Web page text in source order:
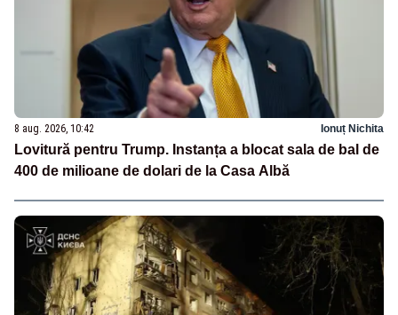
8 aug. 2026, 10:42 Ionuț Nichita
Lovitură pentru Trump. Instanța a blocat sala de bal de
400 de milioane de dolari de la Casa Albă